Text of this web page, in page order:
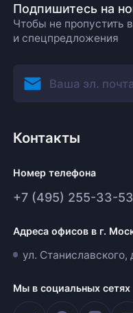
Подпишитесь на
Чтобы не пропустить
и спецпредложения
Контакты
Номер телефона
+7 (495) 255-33-53
Адреса офисов в г.
ул. Станиславского,
Мы в социальных сетях